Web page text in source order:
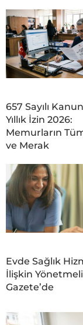
657 Sayılı
Yıllık İzin 2026:
Memurların
ve Merak
Evde Sağlık
İlişkin
Gazete’de